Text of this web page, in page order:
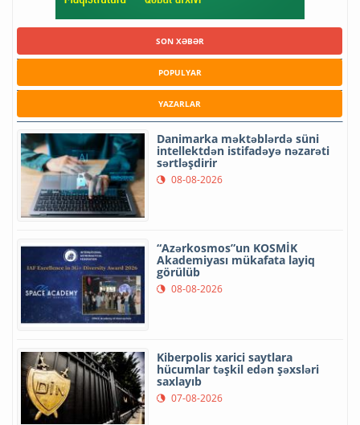
SON XƏBƏR
POPULYAR
YAZARLAR
Danimarka məktəblərdə süni
intellektdən istifadəyə nəzarəti
sərtləşdirir
08-08-2026
“Azərkosmos”un KOSMİK
Akademiyası mükafata layiq
görülüb
08-08-2026
Kiberpolis xarici saytlara
hücumlar təşkil edən şəxsləri
saxlayıb
07-08-2026